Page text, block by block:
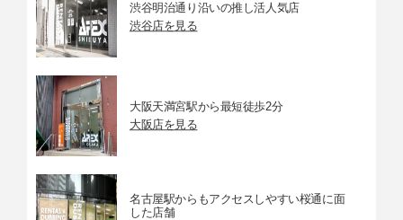
渋谷明治通り沿いの推し活人気店
渋谷店を見る
大阪天満宮駅から最短徒歩2分
大阪店を見る
名古屋駅からもアクセスしやすい桜通に面
した店舗